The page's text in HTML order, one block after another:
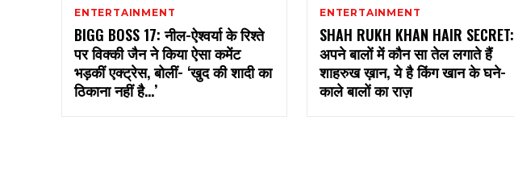
ENTERTAINMENT
BIGG BOSS 17: नील-ऐश्वर्या के रिश्ते
पर विक्की जैन ने किया ऐसा कमेंट
भड़कीं एक्ट्रेस, बोलीं- ‘खुद की शादी का
ठिकाना नहीं है…’
ENTERTAINMENT
SHAH RUKH KHAN HAIR SECRET:
अपने बालों में कौन सा तेल लगाते हैं
शाहरुख ख़ान, ये है किंग खान के घने-
काले बालों का राज़